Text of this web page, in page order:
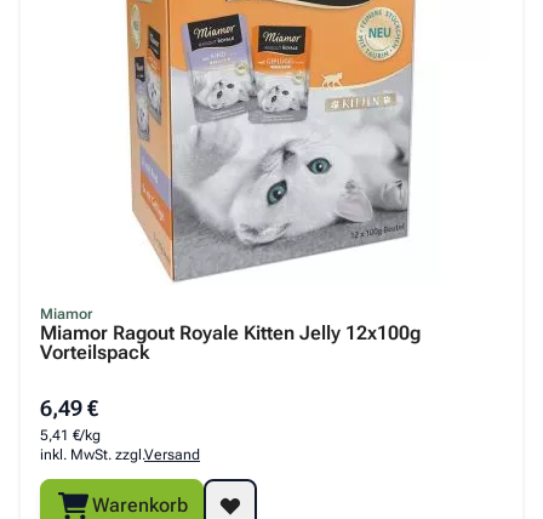
Miamor
Miamor Ragout Royale Kitten Jelly 12x100g
Vorteilspack
6,49 €
5,41 €/kg
inkl. MwSt. zzgl.Versand
Warenkorb